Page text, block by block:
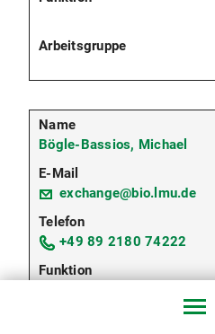
Bögle-Bassios, Michael
exchange@bio.lmu.de
+49 89 2180 74222